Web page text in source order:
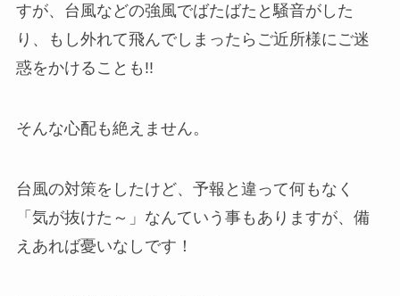
すが、台風などの強風でばたばたと騒音がした
り、もし外れて飛んでしまったらご近所様にご迷
惑をかけることも!!
そんな心配も絶えません。
台風の対策をしたけど、予報と違って何もなく
「気が抜けた～」なんていう事もありますが、備
えあれば憂いなしです！